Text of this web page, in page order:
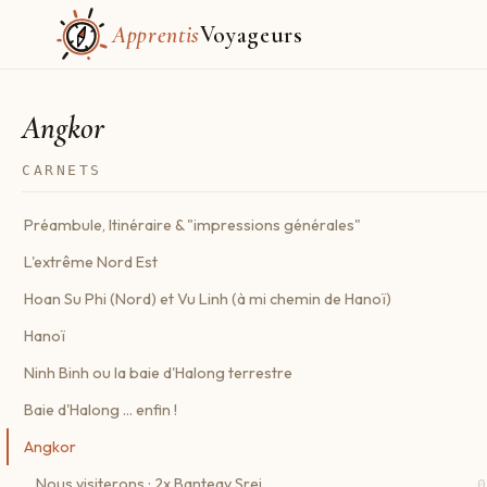
ApprentisVoyageurs
Angkor
CARNETS
Préambule, Itinéraire & "impressions générales"
L'extrême Nord Est
Hoan Su Phi (Nord) et Vu Linh (à mi chemin de Hanoï)
Hanoï
Ninh Binh ou la baie d'Halong terrestre
Baie d'Halong ... enfin !
Angkor